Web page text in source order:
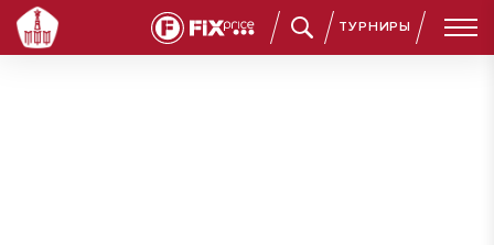
ТУРНИРЫ